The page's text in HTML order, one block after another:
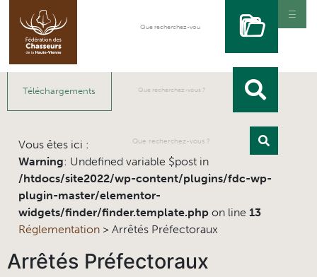
Téléchargements
Vous êtes ici :
Warning: Undefined variable $post in
/htdocs/site2022/wp-content/plugins/fdc-wp-
plugin-master/elementor-
widgets/finder/finder.template.php on line 13
Réglementation > Arrêtés Préfectoraux
Arrêtés Préfectoraux